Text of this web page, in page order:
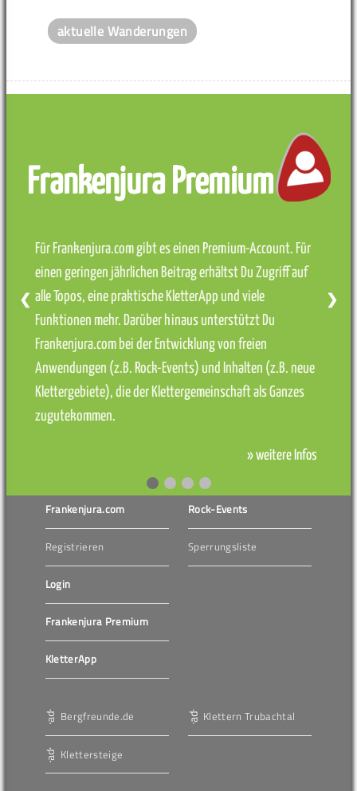
aktuelle Wanderungen
Frankenjura Premium
Für Frankenjura.com gibt es einen Premium-Account. Für
einen geringen jährlichen Beitrag erhältst Du Zugriff auf
alle Topos, eine praktische KletterApp und viele
Funktionen mehr. Darüber hinaus unterstützt Du
Frankenjura.com bei der Entwicklung von freien
Anwendungen (z.B. Rock-Events) und Inhalten (z.B. neue
Klettergebiete), die der Klettergemeinschaft als Ganzes
zugutekommen.
» weitere Infos
❮ ❯
Frankenjura.com
Registrieren
Login
Frankenjura Premium
KletterApp
Rock-Events
Sperrungsliste
Bergfreunde.de
Klettersteige
Klettern Trubachtal